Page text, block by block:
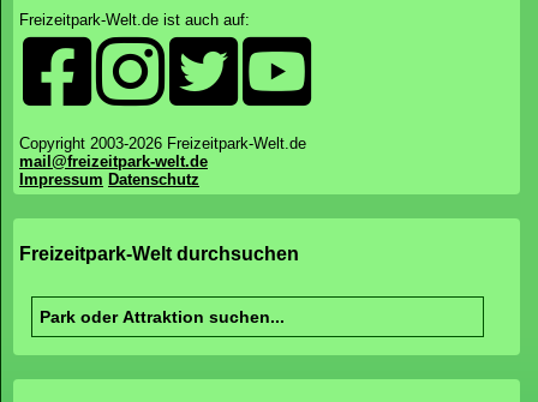
Freizeitpark-Welt.de ist auch auf:
Copyright 2003-2026 Freizeitpark-Welt.de
mail@freizeitpark-welt.de
Impressum Datenschutz
Freizeitpark-Welt durchsuchen